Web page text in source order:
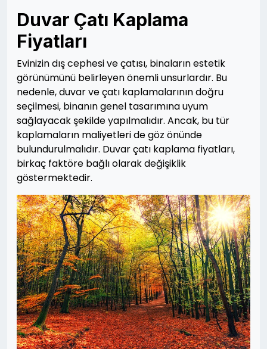
Duvar Çatı Kaplama
Fiyatları
Evinizin dış cephesi ve çatısı, binaların estetik
görünümünü belirleyen önemli unsurlardır. Bu
nedenle, duvar ve çatı kaplamalarının doğru
seçilmesi, binanın genel tasarımına uyum
sağlayacak şekilde yapılmalıdır. Ancak, bu tür
kaplamaların maliyetleri de göz önünde
bulundurulmalıdır. Duvar çatı kaplama fiyatları,
birkaç faktöre bağlı olarak değişiklik
göstermektedir.